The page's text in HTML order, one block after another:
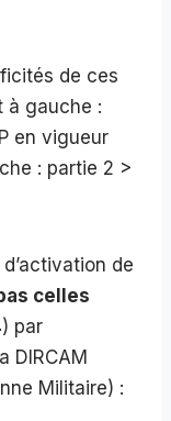
de ces
à gauche :
en vigueur
: partie 2 >
de
celles
) par
DIRCAM
Militaire) :